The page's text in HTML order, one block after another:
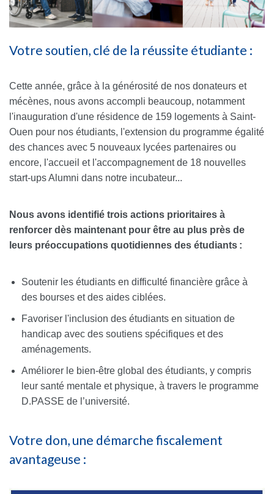
Votre soutien, clé de la réussite étudiante :
Cette année, grâce à la générosité de nos donateurs et
mécènes, nous avons accompli beaucoup, notamment
l'inauguration d'une résidence de 159 logements à Saint-
Ouen pour nos étudiants, l'extension du programme égalité
des chances avec 5 nouveaux lycées partenaires ou
encore, l'accueil et l'accompagnement de 18 nouvelles
start-ups Alumni dans notre incubateur...
Nous avons identifié trois actions prioritaires à
renforcer dès maintenant pour être au plus près de
leurs préoccupations quotidiennes des étudiants :
Soutenir les étudiants en difficulté financière grâce à
des bourses et des aides ciblées.
Favoriser l'inclusion des étudiants en situation de
handicap avec des soutiens spécifiques et des
aménagements.
Améliorer le bien-être global des étudiants, y compris
leur santé mentale et physique, à travers le programme
D.PASSE de l’université.
Votre don, une démarche fiscalement
avantageuse :